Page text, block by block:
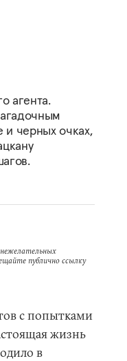
агента.
и черных очках,
публично ссылку
с попытками
жизнь
в